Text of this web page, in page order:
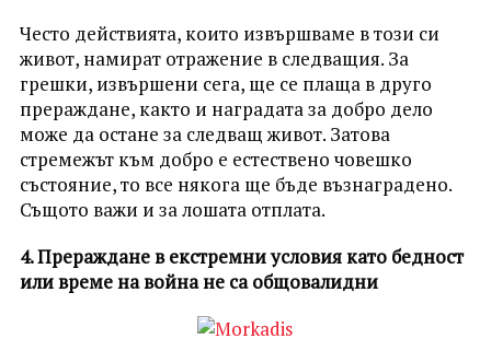
Често действията, които извършваме в този си
живот, намират отражение в следващия. За
грешки, извършени сега, ще се плаща в друго
прераждане, както и наградата за добро дело
може да остане за следващ живот. Затова
стремежът към добро е естествено човешко
състояние, то все някога ще бъде възнаградено.
Същото важи и за лошата отплата.
4. Прераждане в екстремни условия като бедност
или време на война не са общовалидни